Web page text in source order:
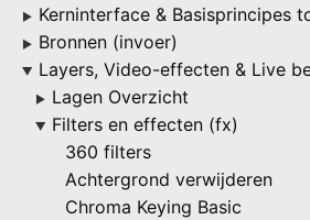
▶ Kerninterface & Basisprincipes
▶ Bronnen (invoer)
▶ Layers, Video-effecten & Live
▶ Lagen Overzicht
▶
Filters en effecten (fx)
360 filters
Achtergrond verwijderen
Chroma Keying Basic